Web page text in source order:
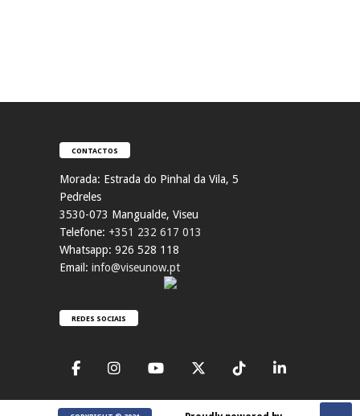
CONTACTOS
Morada: Estrada do Pinhal da Vila, 5
Pedreles
3530-073 Mangualde, Viseu
Telefone: +351 232 617 013
Whatsapp: 926 528 118
Email: info@viseunow.pt
REDES SOCIAIS